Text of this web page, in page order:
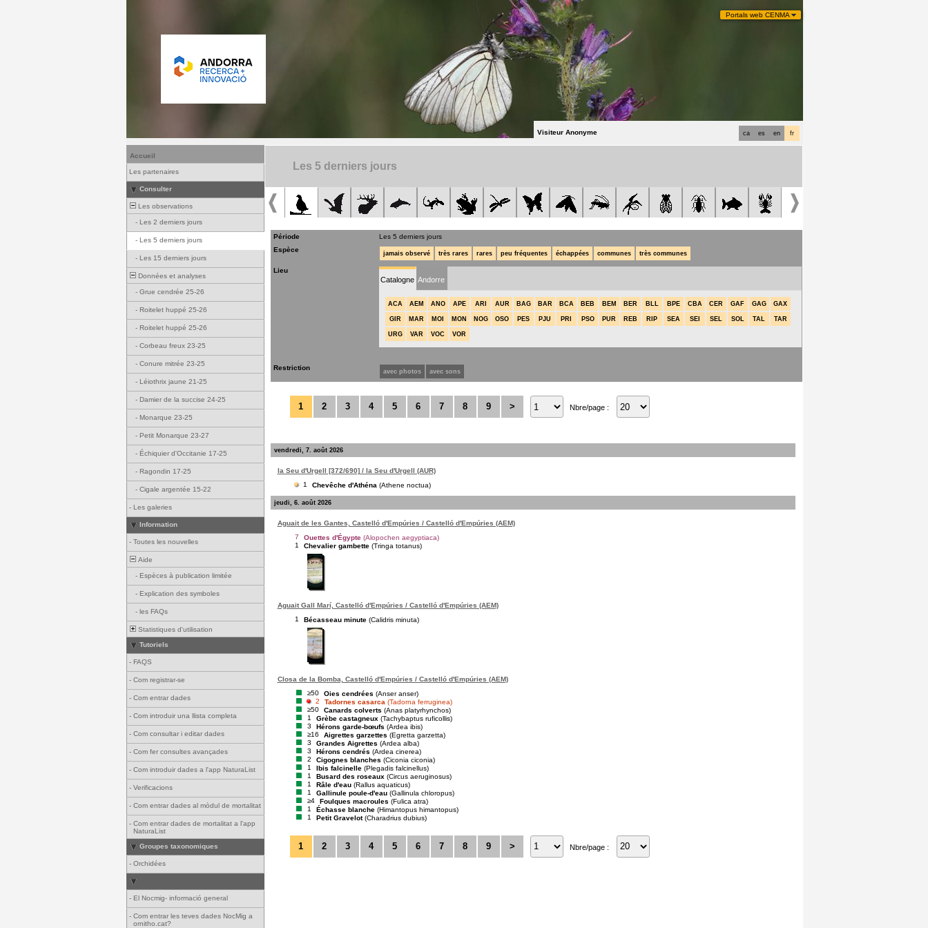
Portals web CENMA
fr
en
es
ca
Visiteur Anonyme
Accueil
Les partenaires
Consulter
Les observations
- Les 2 derniers jours
- Les 5 derniers jours
- Les 15 derniers jours
Données et analyses
- Grue cendrée 25-26
- Roitelet huppé 25-26
- Roitelet huppé 25-26
- Corbeau freux 23-25
- Conure mitrée 23-25
- Léiothrix jaune 21-25
- Damier de la succise 24-25
- Monarque 23-25
- Petit Monarque 23-27
- Échiquier d'Occitanie 17-25
- Ragondin 17-25
- Cigale argentée 15-22
- Les galeries
Information
- Toutes les nouvelles
Aide
- Espèces à publication limitée
- Explication des symboles
- les FAQs
Statistiques d'utilisation
Tutoriels
- FAQS
- Com registrar-se
- Com entrar dades
- Com introduir una llista completa
- Com consultar i editar dades
- Com fer consultes avançades
- Com introduir dades a l'app NaturaList
- Verificacions
- Com entrar dades al mòdul de mortalitat
- Com entrar dades de mortalitat a l'app
NaturaList
Groupes taxonomiques
- Orchidées
- El Nocmig- informació general
- Com entrar les teves dades NocMig a
ornitho.cat?
Les 5 derniers jours
Période
Les 5 derniers jours
Espèce
jamais observé très rares rares peu fréquentes échappées communes très communes
Lieu
Catalogne Andorre
ACA AEM ANO APE ARI AUR BAG BAR BCA BEB BEM BER BLL BPE CBA CER GAF GAG GAX
GIR MAR MOI MON NOG OSO PES PJU PRI PSO PUR REB RIP SEA SEI SEL SOL TAL TAR
URG VAR VOC VOR
Restriction avec photos avec sons
1 2 3 4 5 6 7 8 9 > Nbre/page :
vendredi, 7. août 2026
la Seu d'Urgell [372/690] / la Seu d'Urgell (AUR)
1
Chevêche d'Athéna (Athene noctua)
jeudi, 6. août 2026
Aguait de les Gantes, Castelló d'Empúries / Castelló d'Empúries (AEM)
7
Ouettes d'Égypte (Alopochen aegyptiaca)
1
Chevalier gambette (Tringa totanus)
Aguait Gall Marí, Castelló d'Empúries / Castelló d'Empúries (AEM)
1
Bécasseau minute (Calidris minuta)
Closa de la Bomba, Castelló d'Empúries / Castelló d'Empúries (AEM)
≥50
Oies cendrées (Anser anser)
2
Tadornes casarca (Tadorna ferruginea)
≥50
Canards colverts (Anas platyrhynchos)
1
Grèbe castagneux (Tachybaptus ruficollis)
3
Hérons garde-bœufs (Ardea ibis)
≥16
Aigrettes garzettes (Egretta garzetta)
3
Grandes Aigrettes (Ardea alba)
3
Hérons cendrés (Ardea cinerea)
2
Cigognes blanches (Ciconia ciconia)
1
Ibis falcinelle (Plegadis falcinellus)
1
Busard des roseaux (Circus aeruginosus)
1
Râle d'eau (Rallus aquaticus)
1
Gallinule poule-d'eau (Gallinula chloropus)
≥4
Foulques macroules (Fulica atra)
1
Échasse blanche (Himantopus himantopus)
1
Petit Gravelot (Charadrius dubius)
1 2 3 4 5 6 7 8 9 > Nbre/page :